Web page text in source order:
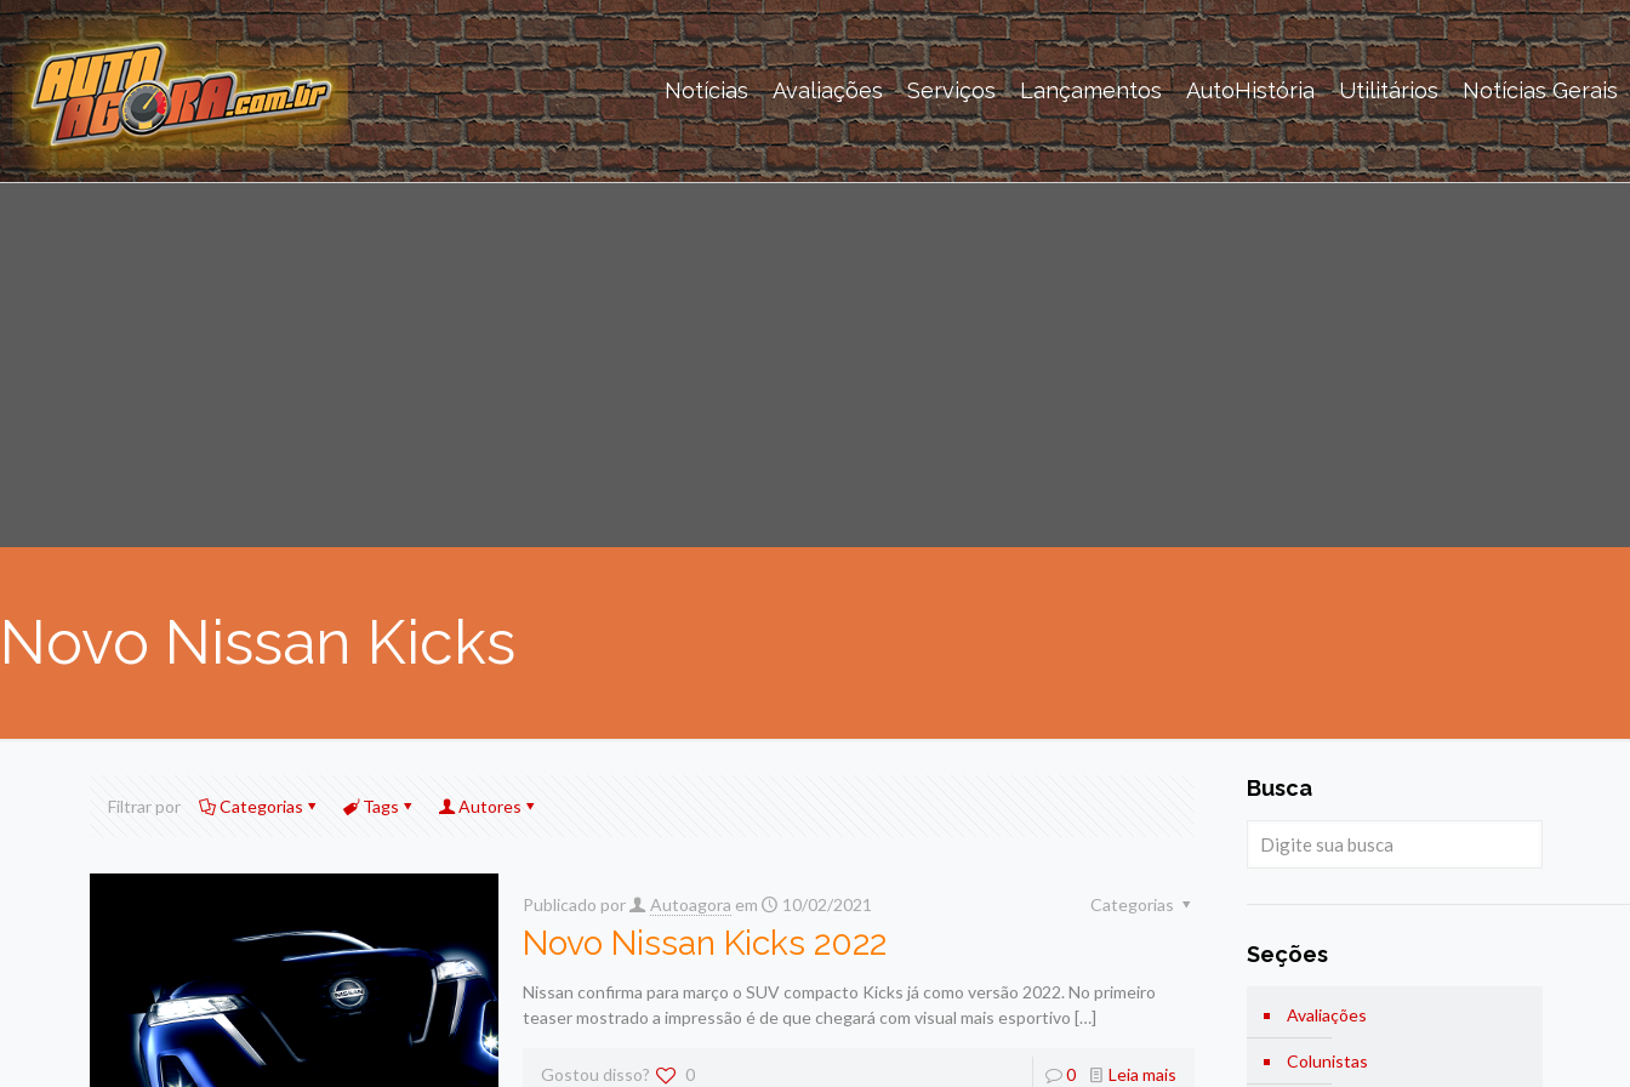
Notícias Avaliações Serviços Lançamentos AutoHistória Utilitários Notícias Gerais
Novo Nissan Kicks
Filtrar por Categorias Tags Autores
Publicado por Autoagora em 10/02/2021 Categorias
Novo Nissan Kicks 2022
Nissan confirma para março o SUV compacto Kicks já como versão 2022. No primeiro
teaser mostrado a impressão é de que chegará com visual mais esportivo […]
Gostou disso? 0 0 Leia mais
Busca
Seções
Avaliações
Colunistas